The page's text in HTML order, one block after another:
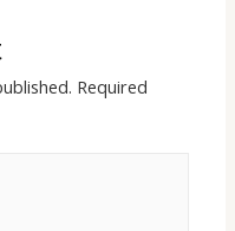
Required